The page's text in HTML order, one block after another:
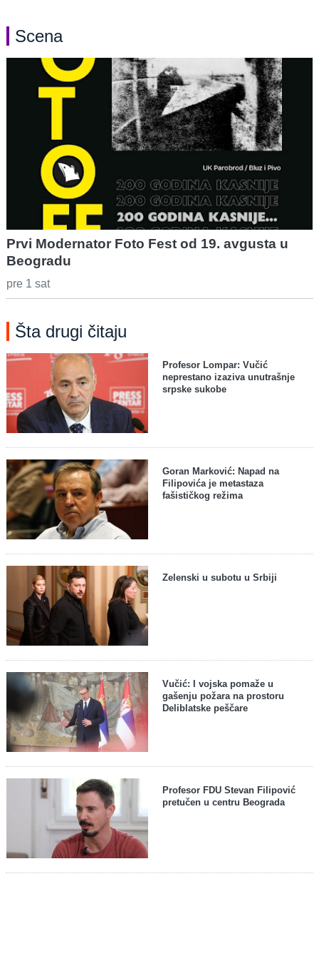
Scena
Prvi Modernator Foto Fest od 19. avgusta u
Beogradu
pre 1 sat
Šta drugi čitaju
Profesor Lompar: Vučić
neprestano izaziva unutrašnje
srpske sukobe
Goran Marković: Napad na
Filipovića je metastaza
fašističkog režima
Zelenski u subotu u Srbiji
Vučić: I vojska pomaže u
gašenju požara na prostoru
Deliblatske peščare
Profesor FDU Stevan Filipović
pretučen u centru Beograda